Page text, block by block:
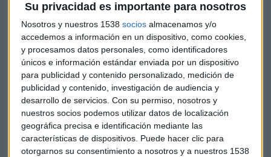
Su privacidad es importante para nosotros
Nosotros y nuestros 1538 socios almacenamos y/o
accedemos a información en un dispositivo, como cookies,
y procesamos datos personales, como identificadores
únicos e información estándar enviada por un dispositivo
para publicidad y contenido personalizado, medición de
publicidad y contenido, investigación de audiencia y
desarrollo de servicios. Con su permiso, nosotros y
nuestros socios podemos utilizar datos de localización
geográfica precisa e identificación mediante las
características de dispositivos. Puede hacer clic para
otorgarnos su consentimiento a nosotros y a nuestros 1538
EEUU: "El efecto completo de la subida
aún no se sentido"
En EEUU, el presidente de la FED, Jerome Powell, señala es
muy probable que se necesitenmás subidas de tipos para
reducir la inflación a 2%."Lo que nos gustaría ver es
evidencia creíble de que la inflación está llegando a su
punto máximo y luego comienza a bajar. Eso es lo que
queremos ver. Por supuesto, eso es lo que queremos ver", ha
explicado Powell en rueda de prensa.